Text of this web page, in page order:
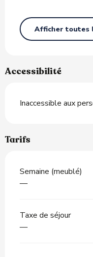
Afficher toutes
Accessibilité
Inaccessible aux
Tarifs
Semaine (meublé)
—
Taxe de séjour
—